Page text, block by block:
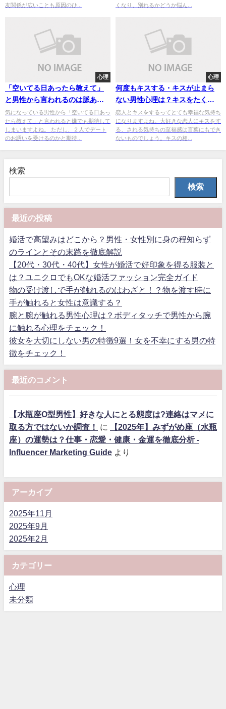
友関係が広いことも原因のひ...
くなり、別れるかどうか悩ん...
心理
「空いてる日あったら教えて」
と男性から言われるのは脈あ
り？社交辞令なの？
気になっている男性から「空いてる日あっ
たら教えて」と言われると嫌でも期待して
しまいますよね。 ただし、２人でデート
のお誘いを受けるのかと期待...
心理
何度もキスする・キスが止まら
ない男性心理は？キスをたくさ
んしてくる男性の特徴を調査！
恋人とキスをするってとても幸福な気持ち
になりますよね。大好きな恋人にキスをす
る、される気持ちの至福感は言葉にもでき
ないものでしょう。キスの相...
検索
検索
最近の投稿
婚活で高望みはどこから？男性・女性別に身の程知らず
のラインとその末路を徹底解説
【20代・30代・40代】女性が婚活で好印象を得る服装と
は？ユニクロでもOKな婚活ファッション完全ガイド
物の受け渡しで手が触れるのはわざと！？物を渡す時に
手が触れると女性は意識する？
腕と腕が触れる男性心理は？ボディタッチで男性から腕
に触れる心理をチェック！
彼女を大切にしない男の特徴9選！女を不幸にする男の特
徴をチェック！
最近のコメント
【水瓶座O型男性】好きな人にとる態度は?連絡はマメに
取る方ではないか調査！
に
【2025年】みずがめ座（水瓶
座）の運勢は？仕事・恋愛・健康・金運を徹底分析 -
Influencer Marketing Guide より
アーカイブ
2025年11月
2025年9月
2025年2月
カテゴリー
心理
未分類